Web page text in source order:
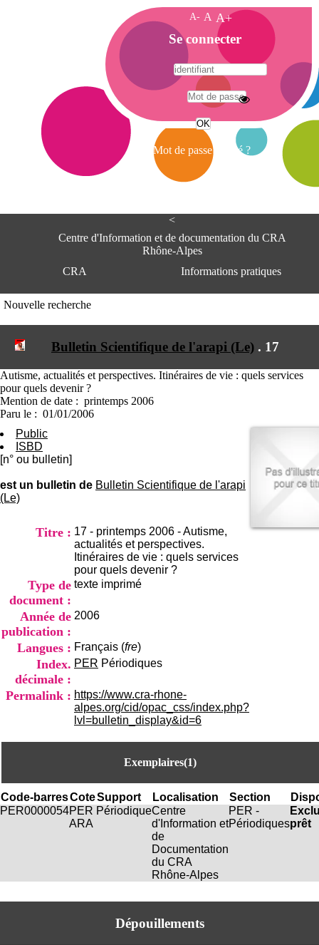
<
Centre d'Information et de documentation du CRA
Rhône-Alpes
CRA
Informations pratiques
du CRA Rhône-Alpes
bât 211
69678 Bron Cedex
Contact
Nouvelle recherche
Bulletin Scientifique de l'arapi (Le) . 17
Autisme, actualités et perspectives. Itinéraires de vie : quels services
pour quels devenir ?
Mention de date : printemps 2006
Paru le : 01/01/2006
Public
ISBD
[n° ou bulletin]
est un bulletin de Bulletin Scientifique de l'arapi
(Le)
Titre : 17 - printemps 2006 - Autisme,
actualités et perspectives.
Itinéraires de vie : quels services
pour quels devenir ?
Type de
document :
texte imprimé
Année de
publication :
2006
Langues : Français (fre)
Index.
décimale :
PER Périodiques
Permalink : https://www.cra-rhone-
alpes.org/cid/opac_css/index.php?
lvl=bulletin_display&id=6
Exemplaires(1)
Code-barresCoteSupport Localisation Section
PER0000054PER
ARA
PériodiqueCentre
d'Information et
de
Documentation
du CRA
Rhône-Alpes
PER -
Périodiquesprêt
Dépouillements
A- A A+
A
c
c
e
i
Se connecter
Mot de passe oublié ?
A
e
e
I
f
r
a
t
d
o
c
u
m
e
n
i
o
n
u
C
R
n
e
-
e